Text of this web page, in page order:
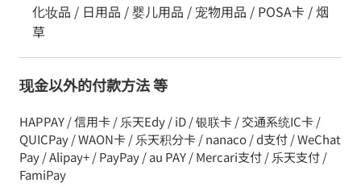
化妆品 / 日用品 / 婴儿用品 / 宠物用品 / POSA卡 / 烟
草
现金以外的付款方法 等
HAPPAY / 信用卡 / 乐天Edy / iD / 银联卡 / 交通系统IC卡 /
QUICPay / WAON卡 / 乐天积分卡 / nanaco / d支付 / WeChat
Pay / Alipay+ / PayPay / au PAY / Mercari支付 / 乐天支付 /
FamiPay